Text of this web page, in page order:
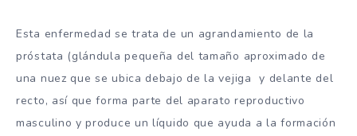
Esta enfermedad se trata de un agrandamiento de la
próstata (glándula pequeña del tamaño aproximado de
una nuez que se ubica debajo de la vejiga y delante del
recto, así que forma parte del aparato reproductivo
masculino y produce un líquido que ayuda a la formación